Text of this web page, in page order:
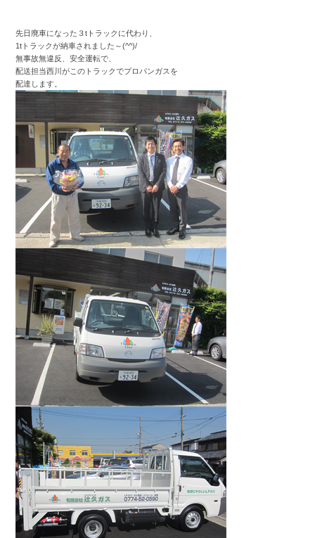
先日廃車になった３tトラックに代わり、
1tトラックが納車されました～(^^)/
無事故無違反、安全運転で、
配送担当西川がこのトラックでプロパンガスを
配達します。